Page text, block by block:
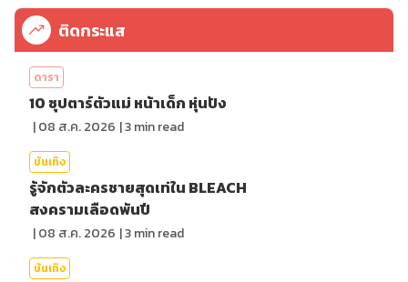
ติดกระแส
ดารา
10 ซุปตาร์ตัวแม่ หน้าเด็ก หุ่นปัง
|08 ส.ค. 2026 |3min read
บันเทิง
รู้จักตัวละครชายสุดเท่ใน BLEACH
สงครามเลือดพันปี
|08 ส.ค. 2026 |3min read
บันเทิง